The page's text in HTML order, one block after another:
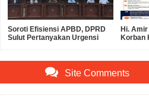
Soroti Efisiensi APBD, DPRD
Sulut Pertanyakan Urgensi
Hi.
Korban
Site Comments